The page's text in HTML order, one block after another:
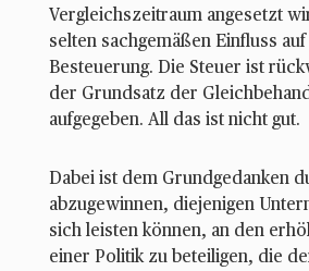
Vergleichszeitraum angesetzt
selten sachgemäßen Einfluss
Besteuerung. Die Steuer ist
der Grundsatz der
aufgegeben. All das ist nicht gut.
Dabei ist dem Grundgedanken
abzugewinnen, diejenigen
sich leisten können, an den
einer Politik zu beteiligen, die